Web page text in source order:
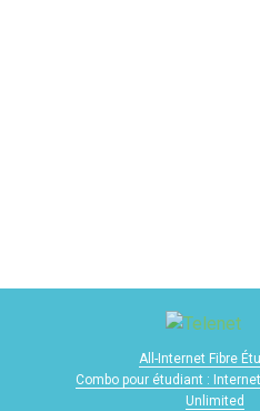
All-Internet Fibre
Combo pour étudiant :
Unlimited